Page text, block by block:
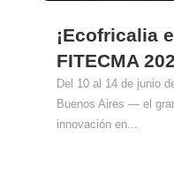
¡Ecofricalia
FITECMA
Del 10 al 14 de junio
Buenos Aires — el
innovación en...